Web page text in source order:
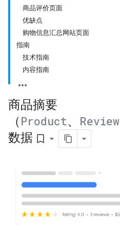
商品评价页面
优缺点
购物信息汇总网站页面
指南
技术指南
内容指南
商品摘要
（Product、 Review
数据 bookmark_border